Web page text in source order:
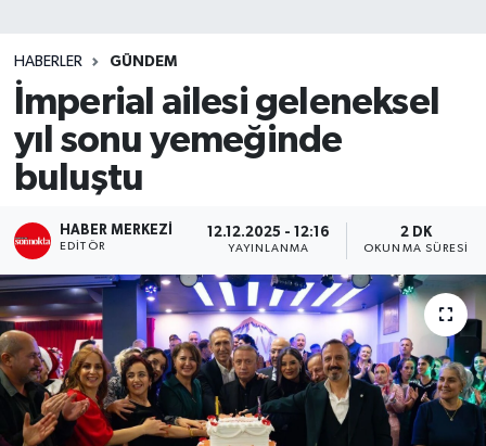
HABERLER GÜNDEM
İmperial ailesi geleneksel
yıl sonu yemeğinde
buluştu
HABER MERKEZI
EDITÖR
12.12.2025 - 12:16
YAYINLANMA
2 DK
OKUNMA SÜRESI
Teknoloji
TRABZON